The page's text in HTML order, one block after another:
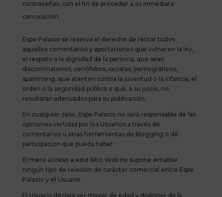
contraseñas, con el fin de proceder a su inmediata
cancelación.
Espe Palacio se reserva el derecho de retirar todos
aquellos comentarios y aportaciones que vulneren la ley,
el respeto a la dignidad de la persona, que sean
discriminatorios, xenófobos, racistas, pornográficos,
spamming, que atenten contra la juventud o la infancia, el
orden o la seguridad pública o que, a su juicio, no
resultaran adecuados para su publicación.
En cualquier caso, Espe Palacio no será responsable de las
opiniones vertidas por los Usuarios a través de
comentarios u otras herramientas de blogging o de
participación que pueda haber.
El mero acceso a este Sitio Web no supone entablar
ningún tipo de relación de carácter comercial entre Espe
Palacio y el Usuario.
El Usuario declara ser mayor de edad y disponer de la